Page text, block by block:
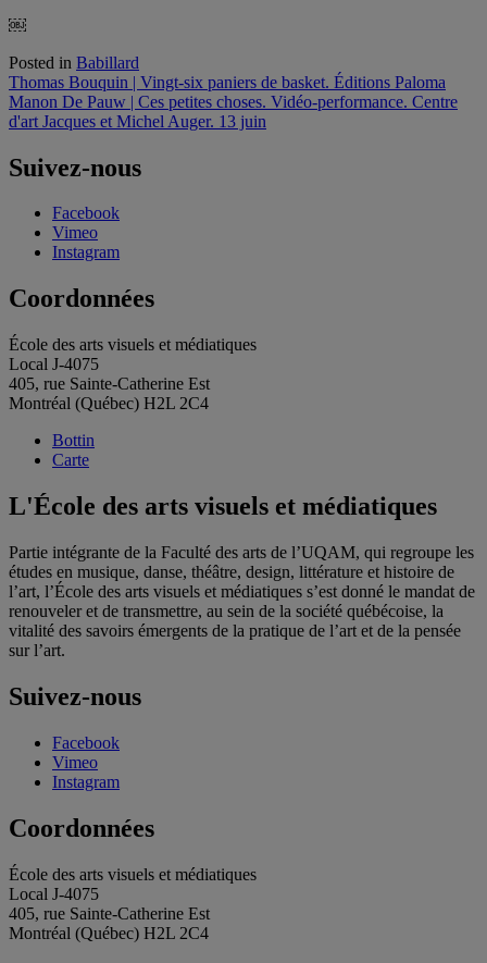
￼
Posted in Babillard
Navigation
de
Thomas Bouquin | Vingt-six paniers de basket. Éditions Paloma
Manon De Pauw | Ces petites choses. Vidéo-performance. Centre
d'art Jacques et Michel Auger. 13 juin
Suivez-nous
Facebook
Vimeo
Instagram
Coordonnées
École des arts visuels et médiatiques
Local J-4075
405, rue Sainte-Catherine Est
Montréal (Québec) H2L 2C4
Bottin
Carte
L'École des arts visuels et médiatiques
Partie intégrante de la Faculté des arts de l’UQAM, qui regroupe les
études en musique, danse, théâtre, design, littérature et histoire de
l’art, l’École des arts visuels et médiatiques s’est donné le mandat de
renouveler et de transmettre, au sein de la société québécoise, la
vitalité des savoirs émergents de la pratique de l’art et de la pensée
sur l’art.
Suivez-nous
Facebook
Vimeo
Instagram
Coordonnées
École des arts visuels et médiatiques
Local J-4075
405, rue Sainte-Catherine Est
Montréal (Québec) H2L 2C4